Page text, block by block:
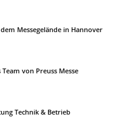
Messegelände in Hannover
von Preuss Messe
Technik & Betrieb